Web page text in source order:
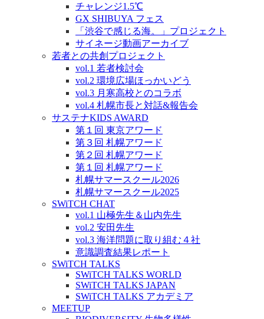
チャレンジ1.5℃
GX SHIBUYA フェス
「渋谷で感じる海。」プロジェクト
サイネージ動画アーカイブ
若者との共創プロジェクト
vol.1 若者検討会
vol.2 環境広場ほっかいどう
vol.3 月寒高校とのコラボ
vol.4 札幌市長と対話&報告会
サステナKIDS AWARD
第１回 東京アワード
第３回 札幌アワード
第２回 札幌アワード
第１回 札幌アワード
札幌サマースクール2026
札幌サマースクール2025
SWiTCH CHAT
vol.1 山極先生＆山内先生
vol.2 安田先生
vol.3 海洋問題に取り組む４社
意識調査結果レポート
SWiTCH TALKS
SWiTCH TALKS WORLD
SWiTCH TALKS JAPAN
SWiTCH TALKS アカデミア
MEETUP